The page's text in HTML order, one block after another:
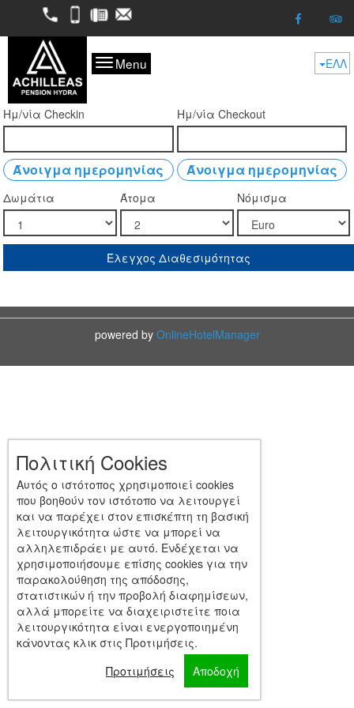
2298052050
69746242612298053227
Menu ΕΛΛ
Ημ/νία Checkin
Άνοιγμα ημερομηνίας
Ημ/νία Checkout
Άνοιγμα ημερομηνίας
Δωμάτια Άτομα Νόμισμα
Έλεγχος Διαθεσιμότητας
powered by OnlineHotelManager
Πολιτική Cookies
Αυτός ο ιστότοπος χρησιμοποιεί cookies
που βοηθούν τον ιστότοπο να λειτουργεί
και να παρέχει στον επισκέπτη τη βασική
λειτουργικότητα ώστε να μπορεί να
αλληλεπιδράει με αυτό. Ενδέχεται να
χρησιμοποιήσουμε επίσης cookies για την
παρακολούθηση της απόδοσης,
στατιστικών ή την προβολή διαφημίσεων,
αλλά μπορείτε να διαχειριστείτε ποια
λειτουργικότητα είναι ενεργοποιημένη
κάνοντας κλικ στις Προτιμήσεις.
Προτιμήσεις
Αποδοχή